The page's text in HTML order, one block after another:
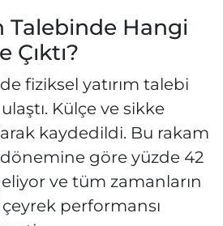
Talebinde Hangi
Çıktı?
fiziksel yatırım talebi
Külçe ve sikke
kaydedildi. Bu rakam
dönemine göre yüzde 42
ve tüm zamanların
performansı